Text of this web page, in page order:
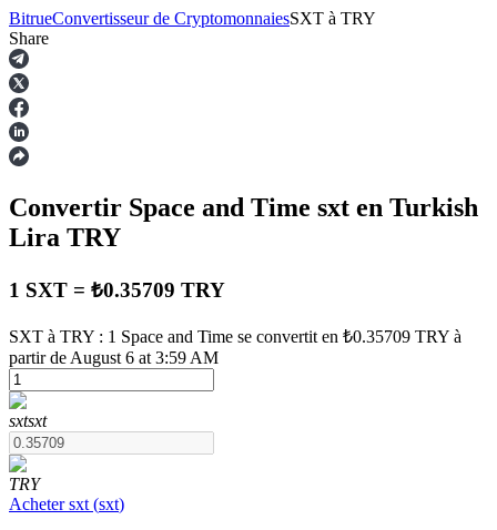
Contrats à terme
Futures USDT
Futures utilisant l'USDT comme garantie
BitrueConvertisseur de CryptomonnaiesSXT à TRY
Share
Convertir Space and Time sxt en Turkish
Lira TRY
1 SXT = ₺0.35709 TRY
SXT à TRY : 1 Space and Time se convertit en ₺0.35709 TRY à
partir de August 6 at 3:59 AM
sxtsxt
TRY
Acheter sxt (sxt)